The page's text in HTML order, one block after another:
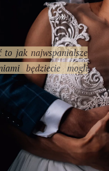
to jak najwspanialsze
będziecie mogli